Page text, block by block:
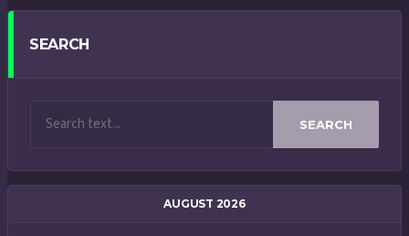
SEARCH
SEARCH
AUGUST 2026